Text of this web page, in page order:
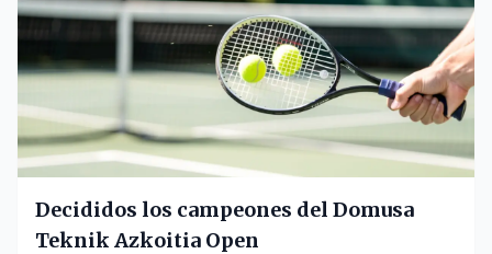
Decididos los campeones del Domusa
Teknik Azkoitia Open